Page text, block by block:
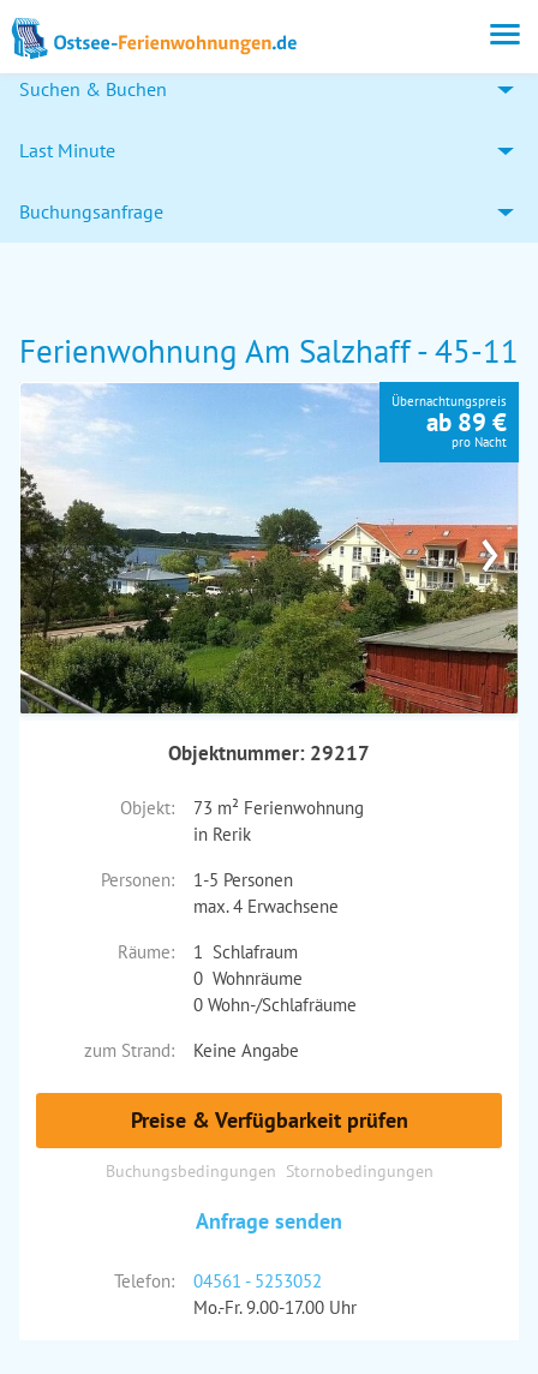
Suchen & Buchen
Last Minute
Buchungsanfrage
Ferienwohnung Am Salzhaff - 45-11
›
Übernachtungspreis
ab 89 €
pro Nacht
Objektnummer: 29217
Objekt:
73 m² Ferienwohnung
in Rerik
Personen:
1-5 Personen
max. 4 Erwachsene
Räume:
1 Schlafraum
0 Wohnräume
0 Wohn-/Schlafräume
zum Strand:
Keine Angabe
Preise & Verfügbarkeit prüfen
Buchungsbedingungen Stornobedingungen
Anfrage senden
Telefon:
04561 - 5253052
Mo.-Fr. 9.00-17.00 Uhr